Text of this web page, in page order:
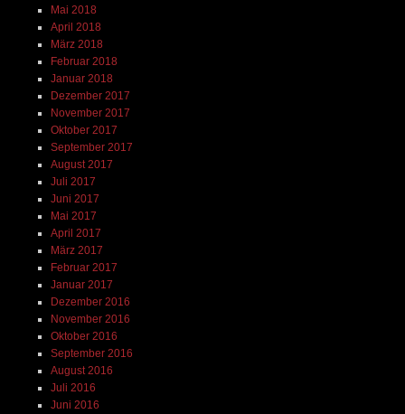
Mai 2018
April 2018
März 2018
Februar 2018
Januar 2018
Dezember 2017
November 2017
Oktober 2017
September 2017
August 2017
Juli 2017
Juni 2017
Mai 2017
April 2017
März 2017
Februar 2017
Januar 2017
Dezember 2016
November 2016
Oktober 2016
September 2016
August 2016
Juli 2016
Juni 2016